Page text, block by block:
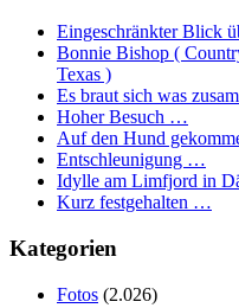
Eingeschränkter Blick
Bonnie Bishop (
Texas )
Es braut sich was
Hoher Besuch …
Auf den Hund
Entschleunigung …
Idylle am Limfjord in
Kurz festgehalten …
Kategorien
Fotos (2.026)